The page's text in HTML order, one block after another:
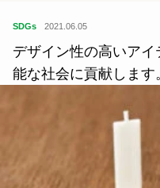
SDGs 2021.06.05
デザイン性の高いア
能な社会に貢献します